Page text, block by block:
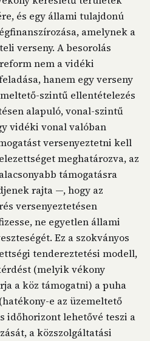
és egy állami tulajdonú
amelynek a
verseny. A besorolás
nem a vidéki
hanem egy verseny
szintű ellentételezés
alapuló, vonal-szintű
vidéki vonal valóban
versenyeztetni kell
meghatározva, az
támogatásra
rajta —, hogy az
versenyeztetésen
ne egyetlen állami
Ez a szokványos
tendereztetési modell,
(melyik vékony
a köz támogatni) a puha
e az üzemeltető
időhorizont lehetővé teszi a
a közszolgáltatási